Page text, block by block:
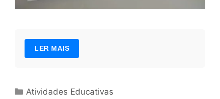
LER MAIS
Categorias
Atividades Educativas